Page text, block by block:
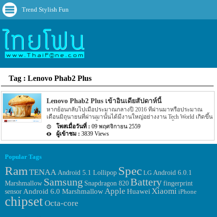
Trend Stylish Fun
Tag : Lenovo Phab2 Plus
Lenovo Phab2 Plus เข้าอินเดียสัปดาห์นี้
หากย้อนกลับไปเมื่อประมาณกลางปี 2016 ที่ผ่านมาหรือประมาณ
เดือนมิถุนายนที่ผ่านมานั้นได้มีงานใหญ่อย่างงาน Tech World เกิดขึ้น
โดยในงานดังกล่าวนั้นทางค่ายผููผลิตอย่าง Lenovo นั้นได้เปิดตัว
Smartphone รุ่นใหม่อย่าง Lenovo Phab2 Plus ออกมาแล้ว โดยในตอน
นั้น Lenovo Phab2 Plus รุ่นนี้นั้นยังไม่มีกำหนดที่จะเข้าประเทศอินเดีย
เลย แต่ล่าสุดนั้นกลับมีข่าวความคืบหน้าของ Lenovo Phab2 Plus ออก
อาทิตย์นี้หรือประมาณวันที่ 8 พฤศจิกายนหน้า โดยรายละเอียดดัง
กล่าวนั้นหลายๆ คนอาจจะคิดว่าเป็นเพียงข่าวลือแต่ทาง Lenovo ได้
ส่งหมายเชิญออกมาแล้ว โดยส่งผ่านทาง Social อย่าง Twitter นั้นเอง
อีกทั้งรายละเอียดยังได้ระบุอีกว่า Lenovo Phab2 Plus รุ่นนี้จะเปิดตัว
ออกทางเว็บไซต์ Amazon ในประเทศอินเดียอีกด้วย อย่างไรก็ตามใน
ส่วนของรายละของราคาของตัวเครื่องที่วางจำหน่ายผ่านทาง
09 พฤศจิกายน 2559
3839 Views
Popular Tags
RamTENAA Android 5.1 Lollipop Spec LG Android 6.0.1
Marshmallow Samsung Snapdragon 820 Batteryfingerprint
sensorAndroid 6.0 MarshmallowApple HuaweiXiaomi iPhone
chipsetOcta-core